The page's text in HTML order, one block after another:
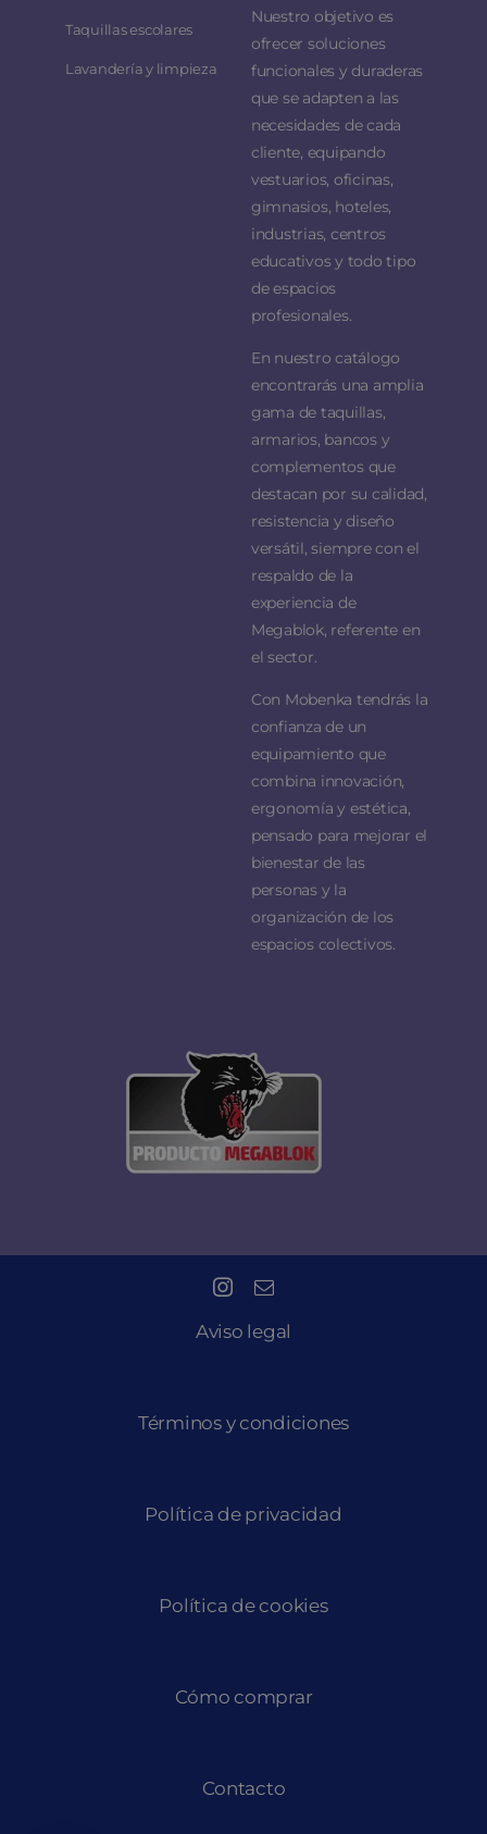
Taquillas escolares
Lavandería y limpieza
Nuestro objetivo es
ofrecer soluciones
funcionales y duraderas
que se adapten a las
necesidades de cada
cliente, equipando
vestuarios, oficinas,
gimnasios, hoteles,
industrias, centros
educativos y todo tipo
de espacios
profesionales.
En nuestro catálogo
encontrarás una amplia
gama de taquillas,
armarios, bancos y
complementos que
destacan por su calidad,
resistencia y diseño
versátil, siempre con el
respaldo de la
experiencia de
Megablok, referente en
el sector.
Con Mobenka tendrás la
confianza de un
equipamiento que
combina innovación,
ergonomía y estética,
pensado para mejorar el
bienestar de las
personas y la
organización de los
espacios colectivos.
Aviso legal
Términos y condiciones
Política de privacidad
Política de cookies
Cómo comprar
Contacto